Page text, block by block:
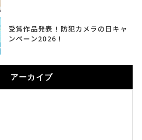
受賞作品発表！防犯カメラの日キャ
ンペーン2026！
アーカイブ